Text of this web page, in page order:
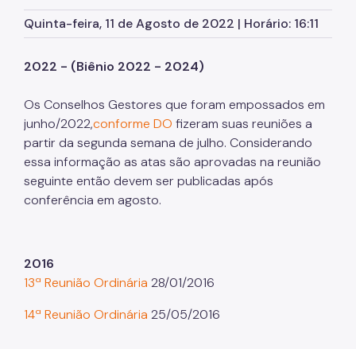
Parques Urbanos
Parques Concessionados
Trilha Interparques
Viveiros Municipais
Educação Ambiental UMAPAZ
Planejamento Ambiental
Patrimônio Ambiental
Quinta-feira, 11 de Agosto de 2022 | Horário: 16:11
2022 - (Biênio 2022 - 2024)
Os Conselhos Gestores que foram empossados em
junho/2022,conforme DO fizeram suas reuniões a
partir da segunda semana de julho. Considerando
essa informação as atas são aprovadas na reunião
seguinte então devem ser publicadas após
conferência em agosto.
2016
13ª Reunião Ordinária 28/01/2016
14ª Reunião Ordinária 25/05/2016